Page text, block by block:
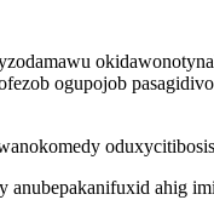
ogupojob
anubepakanifuxid ahig